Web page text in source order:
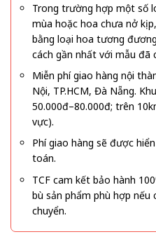
Trong trường hợp một số
mùa hoặc hoa chưa nở
bằng loại hoa tương
cách gần nhất với mẫu đã
Miễn phí giao hàng nội
Nội, TP.HCM, Đà Nẵng.
50.000đ–80.000đ; trên
vực).
Phí giao hàng sẽ được
toán.
TCF cam kết bảo hành
bù sản phẩm phù hợp
chuyển.